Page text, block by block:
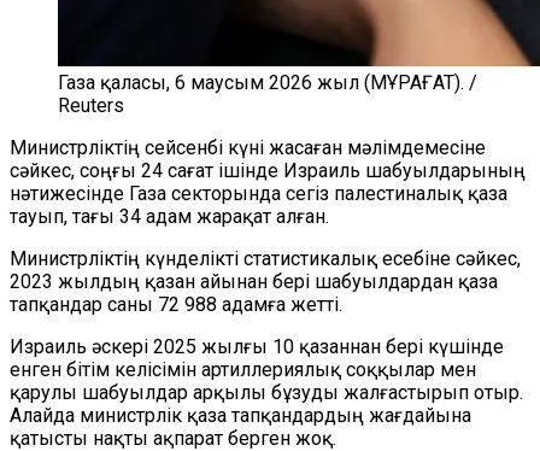
Газа қаласы, 6 маусым 2026 жыл (МҰРАҒАТ). /
Reuters
Министрліктің сейсенбі күні жасаған мәлімдемесіне
сәйкес, соңғы 24 сағат ішінде Израиль шабуылдарының
нәтижесінде Газа секторында сегіз палестиналық қаза
тауып, тағы 34 адам жарақат алған.
Министрліктің күнделікті статистикалық есебіне сәйкес,
2023 жылдың қазан айынан бері шабуылдардан қаза
тапқандар саны 72 988 адамға жетті.
Израиль әскері 2025 жылғы 10 қазаннан бері күшінде
енген бітім келісімін артиллериялық соққылар мен
қарулы шабуылдар арқылы бұзуды жалғастырып отыр.
Алайда министрлік қаза тапқандардың жағдайына
қатысты нақты ақпарат берген жоқ.